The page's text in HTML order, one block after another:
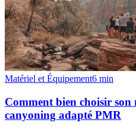
Matériel et Équipement6 min
Comment bien choisir
canyoning adapté PMR